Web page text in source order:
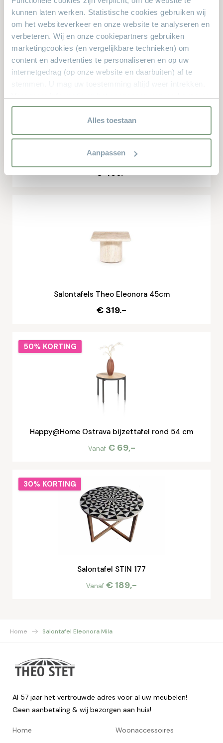
kunnen laten werken. Statistische cookies gebruiken wij
om het websiteverkeer en onze website te analyseren en
verbeteren. Wij en onze cookiepartners gebruiken
marketingcookies (en vergelijkbare technieken) om
content en advertenties te personaliseren en op uw
internetgedrag (op onze website en daarbuiten) af te
onze website verwijzen wij u naar onze
Alles toestaan
Aanpassen
Dit zijn de producten waar anderen naar zochten. Zit er iets
leuks voor u bij?
Salontafelset Felix XL
€ 439.-
Salontafels Theo Eleonora 45cm
€ 319.-
Happy@Home Ostrava bijzettafel rond 54 cm
Vanaf € 69,-
50% KORTING
Salontafel STIN 177
Vanaf € 189,-
30% KORTING
Home Salontafel Eleonora Mila
Al 57 jaar het vertrouwde adres voor al uw meubelen!
Geen aanbetaling & wij bezorgen aan huis!
Home
Woonaccessoires